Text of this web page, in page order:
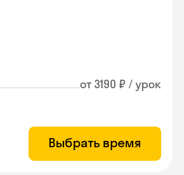
от 3190 ₽ / урок
Выбрать время